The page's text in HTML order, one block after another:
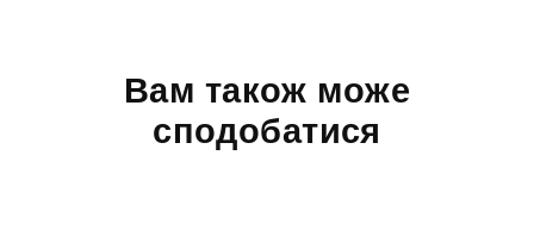
Вам також може
сподобатися